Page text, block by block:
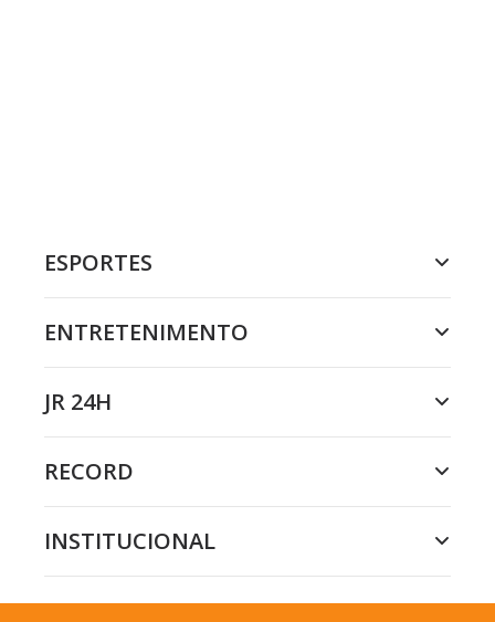
ESPORTES
ENTRETENIMENTO
JR 24H
RECORD
INSTITUCIONAL